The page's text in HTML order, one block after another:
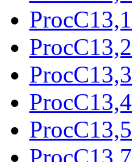
ProcC13,1
ProcC13,2
ProcC13,3
ProcC13,4
ProcC13,5
ProcC13,7